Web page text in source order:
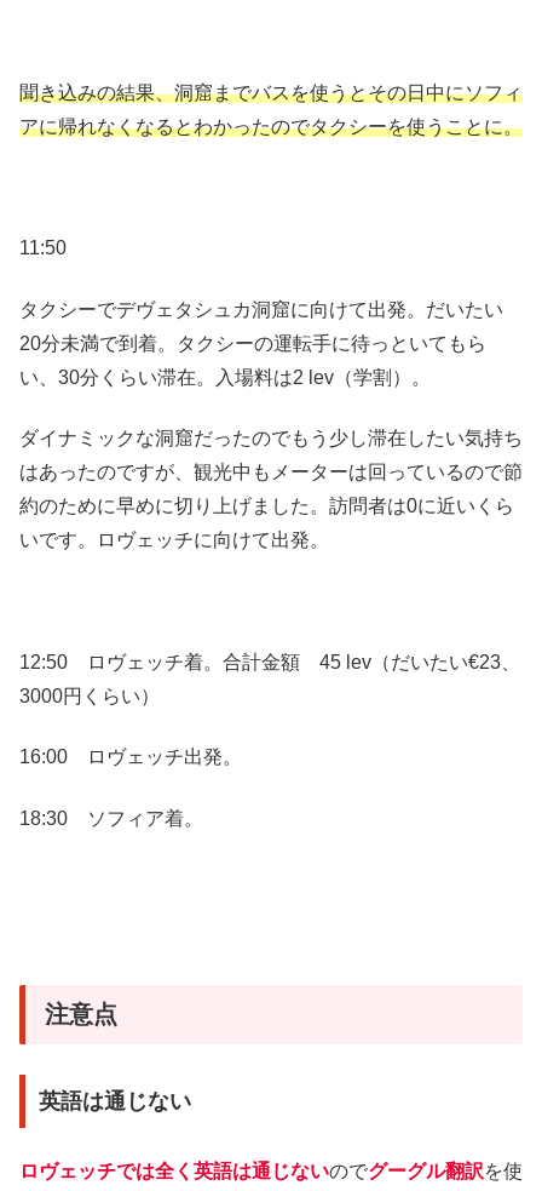
聞き込みの結果、洞窟までバスを使うとその日中にソフィ
アに帰れなくなるとわかったのでタクシーを使うことに。
11:50
タクシーでデヴェタシュカ洞窟に向けて出発。だいたい
20分未満で到着。タクシーの運転手に待っといてもら
い、30分くらい滞在。入場料は2 lev（学割）。
ダイナミックな洞窟だったのでもう少し滞在したい気持ち
はあったのですが、観光中もメーターは回っているので節
約のために早めに切り上げました。訪問者は0に近いくら
いです。ロヴェッチに向けて出発。
12:50 ロヴェッチ着。合計金額 45 lev（だいたい€23、
3000円くらい）
16:00 ロヴェッチ出発。
18:30 ソフィア着。
注意点
英語は通じない
ロヴェッチでは全く英語は通じないのでグーグル翻訳を使